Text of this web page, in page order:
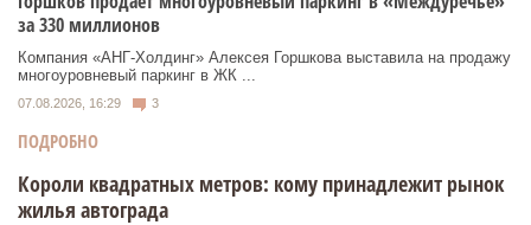
за 330 миллионов
Компания «АНГ-Холдинг» Алексея Горшкова выставила на продажу
многоуровневый паркинг в ЖК ...
07.08.2026, 16:29 3
ПОДРОБНО
Короли квадратных метров: кому принадлежит рынок
жилья автограда